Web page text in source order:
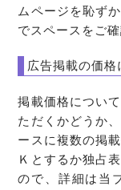
ムページを恥ず
でスペースをご
広告掲載の価格
掲載価格につい
ただくかどうか
ースに複数の掲
Ｋとするか独占
ので、詳細は当